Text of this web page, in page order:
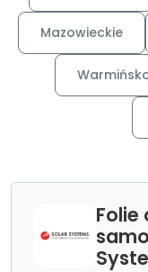
Mazowieckie
Folie